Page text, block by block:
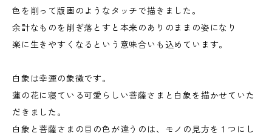
色を削って版画のようなタッチで描きました。
余計なものを削ぎ落とすと本来のありのままの姿になり
楽に生きやすくなるという意味合いも込めています。
白象は幸運の象徴です。
蓮の花に寝ている可愛らしい菩薩さまと白象を描かせていた
だきました。
白象と菩薩さまの目の色が違うのは、モノの見方を１つにし